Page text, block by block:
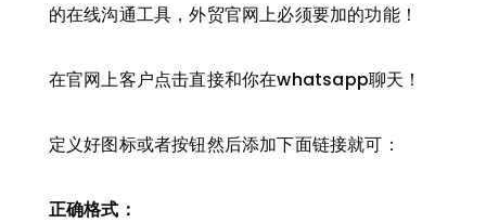
的在线沟通工具，外贸官网上必须要加的功能！
在官网上客户点击直接和你在whatsapp聊天！
定义好图标或者按钮然后添加下面链接就可：
正确格式：